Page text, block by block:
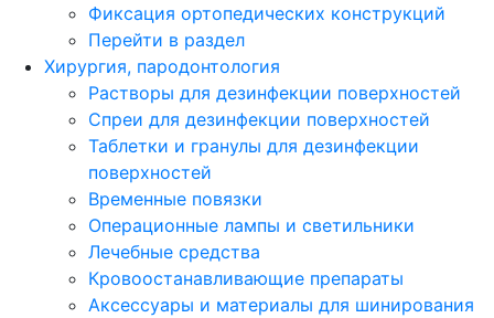
Фиксация ортопедических конструкций
Перейти в раздел
Хирургия, пародонтология
Растворы для дезинфекции поверхностей
Спреи для дезинфекции поверхностей
Таблетки и гранулы для дезинфекции
поверхностей
Временные повязки
Операционные лампы и светильники
Лечебные средства
Кровоостанавливающие препараты
Аксессуары и материалы для шинирования